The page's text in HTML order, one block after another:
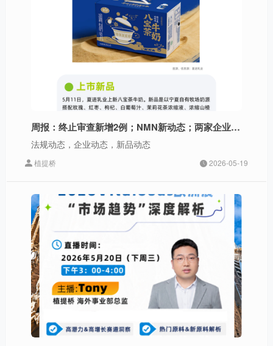
周报：终止审查新增2例；NMN新动态；两家企业融资
法规动态，企业动态，新品动态
植提桥 2026-05-19